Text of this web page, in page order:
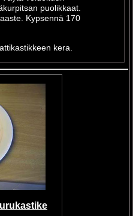
puolikkaat.
Kypsennä 170
kera.